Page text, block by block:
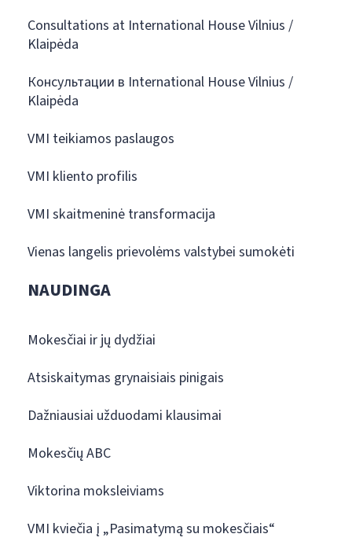
Consultations at International House Vilnius /
Klaipėda
Консультации в International House Vilnius /
Klaipėda
VMI teikiamos paslaugos
VMI kliento profilis
VMI skaitmeninė transformacija
Vienas langelis prievolėms valstybei sumokėti
NAUDINGA
Mokesčiai ir jų dydžiai
Atsiskaitymas grynaisiais pinigais
Dažniausiai užduodami klausimai
Mokesčių ABC
Viktorina moksleiviams
VMI kviečia į „Pasimatymą su mokesčiais“